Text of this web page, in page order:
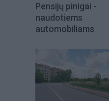
Pensijų pinigai -
naudotiems
automobiliams